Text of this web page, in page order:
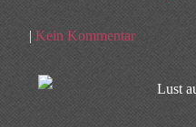
|Kein Kommentar